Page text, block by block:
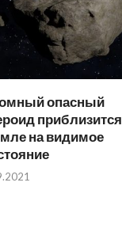
опасный
приблизится
на видимое